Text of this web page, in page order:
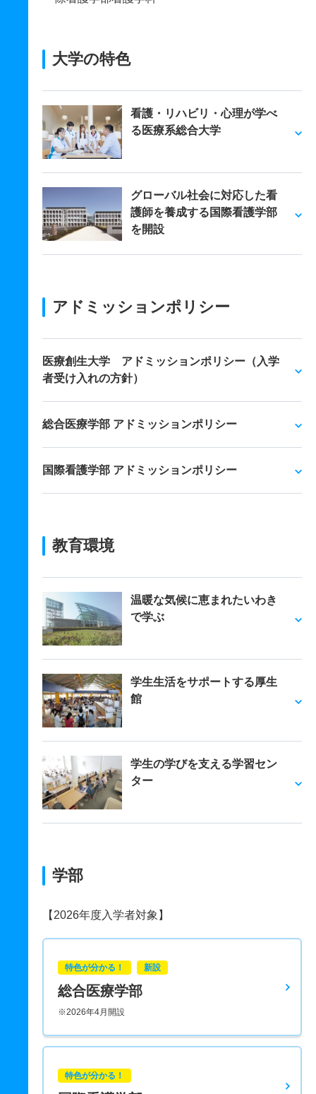
大学の特色
看護・リハビリ・心理が学べ
る医療系総合大学
グローバル社会に対応した看
護師を養成する国際看護学部
を開設
アドミッションポリシー
医療創生大学 アドミッションポリシー（入学
者受け入れの方針）
総合医療学部 アドミッションポリシー
国際看護学部 アドミッションポリシー
教育環境
温暖な気候に恵まれたいわき
で学ぶ
学生生活をサポートする厚生
館
学生の学びを支える学習セン
ター
学部
【2026年度入学者対象】
特色が分かる！ 新設
総合医療学部
※2026年4月開設
特色が分かる！